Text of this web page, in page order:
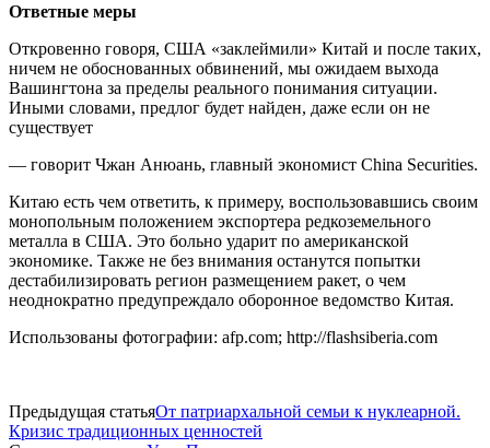
Ответные меры
Откровенно говоря, США «заклеймили» Китай и после таких,
ничем не обоснованных обвинений, мы ожидаем выхода
Вашингтона за пределы реального понимания ситуации.
Иными словами, предлог будет найден, даже если он не
существует
— говорит Чжан Анюань, главный экономист China Securities.
Китаю есть чем ответить, к примеру, воспользовавшись своим
монопольным положением экспортера редкоземельного
металла в США. Это больно ударит по американской
экономике. Также не без внимания останутся попытки
дестабилизировать регион размещением ракет, о чем
неоднократно предупреждало оборонное ведомство Китая.
Использованы фотографии: afp.com; http://flashsiberia.com
Предыдущая статьяОт патриархальной семьи к нуклеарной.
Кризис традиционных ценностей